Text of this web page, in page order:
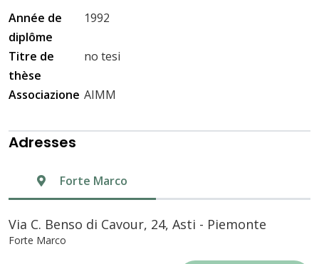
Année de
diplôme
1992
Titre de
thèse
no tesi
Associazione AIMM
Adresses
Forte Marco
Via C. Benso di Cavour, 24, Asti - Piemonte
Forte Marco